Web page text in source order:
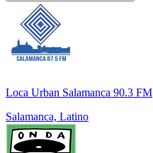
Loca Urban Salamanca 90.3 FM
Salamanca, Latino